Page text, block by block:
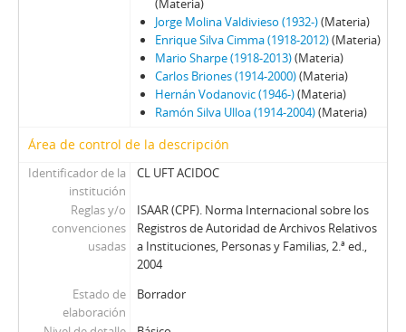
(Materia)
Jorge Molina Valdivieso (1932-)(Materia)
Enrique Silva Cimma (1918-2012)(Materia)
Mario Sharpe (1918-2013)(Materia)
Carlos Briones (1914-2000)(Materia)
Hernán Vodanovic (1946-)(Materia)
Ramón Silva Ulloa (1914-2004)(Materia)
Área de control de la descripción
Identificador de la
institución
CL UFT ACIDOC
Reglas y/o
convenciones
usadas
ISAAR (CPF). Norma Internacional sobre los
Registros de Autoridad de Archivos Relativos
a Instituciones, Personas y Familias, 2.ª ed.,
2004
Estado de
elaboración
Borrador